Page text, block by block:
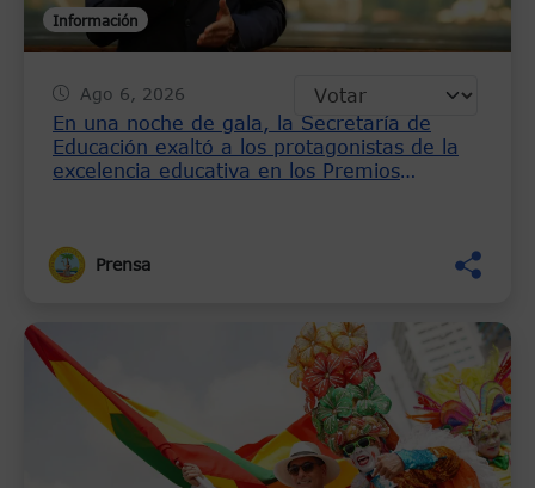
Información
Ago 6, 2026
En una noche de gala, la Secretaría de
Educación exaltó a los protagonistas de la
excelencia educativa en los Premios
Prensa